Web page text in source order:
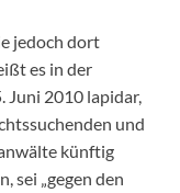
jedoch dort
es in der
Juni 2010 lapidar,
und
künftig
sei „gegen den